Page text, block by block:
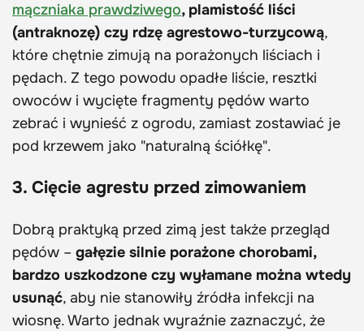
mączniaka prawdziwego, plamistość liści
(antraknozę) czy rdzę agrestowo-turzycową,
które chętnie zimują na porażonych liściach i
pędach. Z tego powodu opadłe liście, resztki
owoców i wycięte fragmenty pędów warto
zebrać i wynieść z ogrodu, zamiast zostawiać je
pod krzewem jako "naturalną ściółkę".
3. Cięcie agrestu przed zimowaniem
Dobrą praktyką przed zimą jest także przegląd
pędów – gałęzie silnie porażone chorobami,
bardzo uszkodzone czy wyłamane można wtedy
usunąć, aby nie stanowiły źródła infekcji na
wiosnę. Warto jednak wyraźnie zaznaczyć, że